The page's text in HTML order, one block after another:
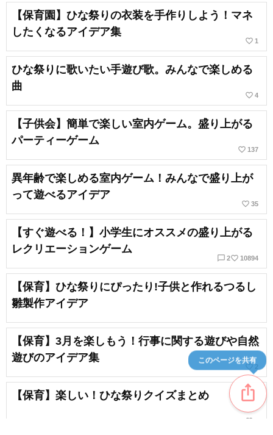
【保育園】ひな祭りの衣装を手作りしよう！マネ
したくなるアイデア集
favorite_border 1
ひな祭りに歌いたい手遊び歌。みんなで楽しめる
曲
favorite_border 4
【子供会】簡単で楽しい室内ゲーム。盛り上がる
パーティーゲーム
favorite_border 137
異年齢で楽しめる室内ゲーム！みんなで盛り上が
って遊べるアイデア
favorite_border 35
【すぐ遊べる！】小学生にオススメの盛り上がる
レクリエーションゲーム
chat_bubble_outline 2favorite_border 10894
【保育】ひな祭りにぴったり!子供と作れるつるし
雛製作アイデア
【保育】3月を楽しもう！行事に関する遊びや自然
遊びのアイデア集
favorite_border
【保育】楽しい！ひな祭りクイズまとめ
favorite_border
ios_share
このページを共有